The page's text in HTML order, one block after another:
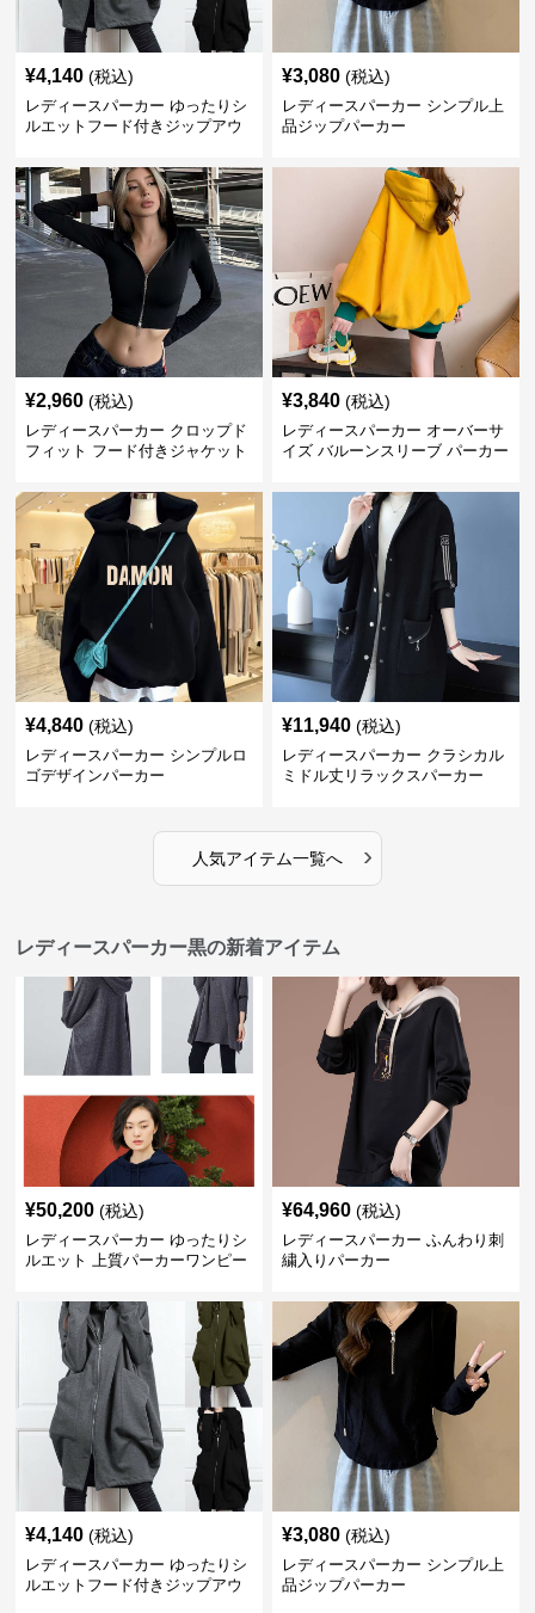
¥4,140 (税込)
レディースパーカー ゆったりシ
ルエットフード付きジップアウ
¥3,080 (税込)
レディースパーカー シンプル上
品ジップパーカー
¥2,960 (税込)
レディースパーカー クロップド
フィット フード付きジャケット
¥3,840 (税込)
レディースパーカー オーバーサ
イズ バルーンスリーブ パーカー
¥4,840 (税込)
レディースパーカー シンプルロ
ゴデザインパーカー
¥11,940 (税込)
レディースパーカー クラシカル
ミドル丈リラックスパーカー
人気アイテム一覧へ ›
レディースパーカー黒の新着アイテム
¥50,200 (税込)
レディースパーカー ゆったりシ
ルエット 上質パーカーワンピー
¥64,960 (税込)
レディースパーカー ふんわり刺
繍入りパーカー
¥4,140 (税込)
レディースパーカー ゆったりシ
ルエットフード付きジップアウ
¥3,080 (税込)
レディースパーカー シンプル上
品ジップパーカー